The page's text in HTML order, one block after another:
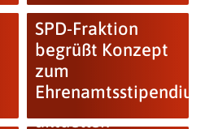
SPD-Fraktion
begrüßt Konzept
zum
SPD fordert
aktuellen